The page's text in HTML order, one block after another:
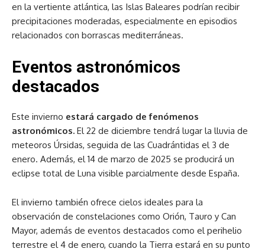
en la vertiente atlántica, las Islas Baleares podrían recibir
precipitaciones moderadas, especialmente en episodios
relacionados con borrascas mediterráneas.
Eventos astronómicos
destacados
Este invierno estará cargado de fenómenos
astronómicos. El 22 de diciembre tendrá lugar la lluvia de
meteoros Úrsidas, seguida de las Cuadrántidas el 3 de
enero. Además, el 14 de marzo de 2025 se producirá un
eclipse total de Luna visible parcialmente desde España.
El invierno también ofrece cielos ideales para la
observación de constelaciones como Orión, Tauro y Can
Mayor, además de eventos destacados como el perihelio
terrestre el 4 de enero, cuando la Tierra estará en su punto